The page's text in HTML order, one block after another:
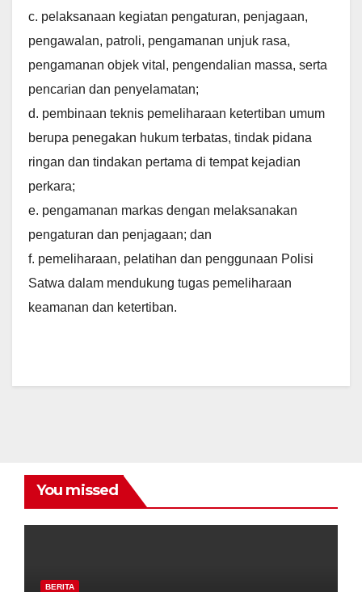
c. pelaksanaan kegiatan pengaturan, penjagaan,
pengawalan, patroli, pengamanan unjuk rasa,
pengamanan objek vital, pengendalian massa, serta
pencarian dan penyelamatan;
d. pembinaan teknis pemeliharaan ketertiban umum
berupa penegakan hukum terbatas, tindak pidana
ringan dan tindakan pertama di tempat kejadian
perkara;
e. pengamanan markas dengan melaksanakan
pengaturan dan penjagaan; dan
f. pemeliharaan, pelatihan dan penggunaan Polisi
Satwa dalam mendukung tugas pemeliharaan
keamanan dan ketertiban.
You missed
BERITA